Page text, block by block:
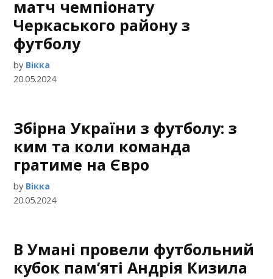
матч чемпіонату
Черкаського району з
футболу
by Вікка
20.05.2024
Збірна України з футболу: з
ким та коли команда
гратиме на Євро
by Вікка
20.05.2024
В Умані провели футбольний
кубок пам’яті Андрія Кизила